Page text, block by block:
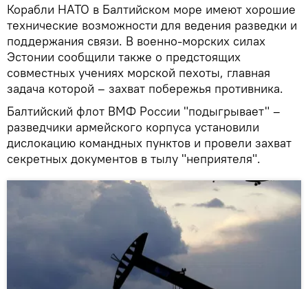
Корабли НАТО в Балтийском море имеют хорошие
технические возможности для ведения разведки и
поддержания связи. В военно-морских силах
Эстонии сообщили также о предстоящих
совместных учениях морской пехоты, главная
задача которой – захват побережья противника.
Балтийский флот ВМФ России "подыгрывает" –
разведчики армейского корпуса установили
дислокацию командных пунктов и провели захват
секретных документов в тылу "неприятеля".